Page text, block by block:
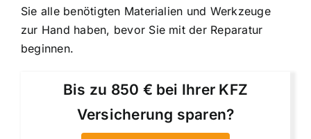
Sie alle benötigten Materialien und Werkzeuge
zur Hand haben, bevor Sie mit der Reparatur
beginnen.
Bis zu 850 € bei Ihrer KFZ
Versicherung sparen?